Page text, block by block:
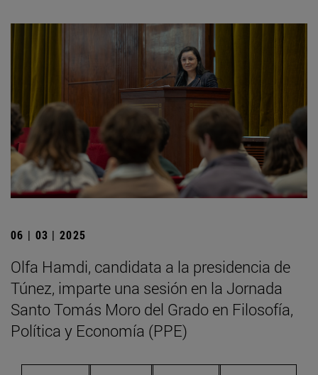
06 | 03 | 2025
Olfa Hamdi, candidata a la presidencia de
Túnez, imparte una sesión en la Jornada
Santo Tomás Moro del Grado en Filosofía,
Política y Economía (PPE)